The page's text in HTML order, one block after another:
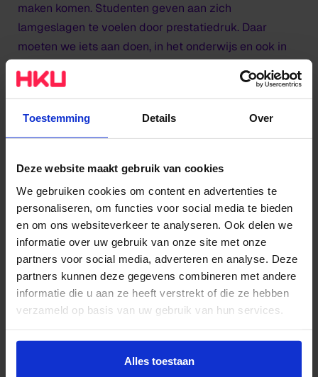
Toestemming Details Over
Deze website maakt gebruik van cookies
We gebruiken cookies om content en advertenties te
personaliseren, om functies voor social media te bieden
en om ons websiteverkeer te analyseren. Ook delen we
informatie over uw gebruik van onze site met onze
partners voor social media, adverteren en analyse. Deze
partners kunnen deze gegevens combineren met andere
informatie die u aan ze heeft verstrekt of die ze hebben
verzameld op basis van uw gebruik van hun services.
Wil je meer weten of de voorkeur aanpassen, bekijk dan
Alles toestaan
maken komen. Studenten geven aan zich
lamgeslagen te voelen door prestatiedruk. Daar
moeten we iets aan doen, in het onderwijs en ook in
Spagaat
Tijdens het seminar deden de studenten aan de hand
van opdrachten onderzoek naar niksdoen. Ze kregen
eerste dag over de vraag wat het zou kunnen zijn.
Jelle Ris, wetenschappelijk medewerker NIVOZ
(onderzoek & ontwikkeling), schreef er een artikel
waarin hij Ellen Oosterwijk en Pavel van Houten
interviewde en verslag doet van het hele experiment.
De spagaat is continu voelbaar: Hoe geef je vorm aan
nietsdoen zonder het productief te maken?